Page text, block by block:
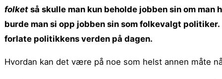
folket så skulle man kun beholde jobben sin om
burde man si opp jobben sin som folkevalgt
forlate politikkens verden på dagen.
Hvordan kan det være på noe som helst annen måte